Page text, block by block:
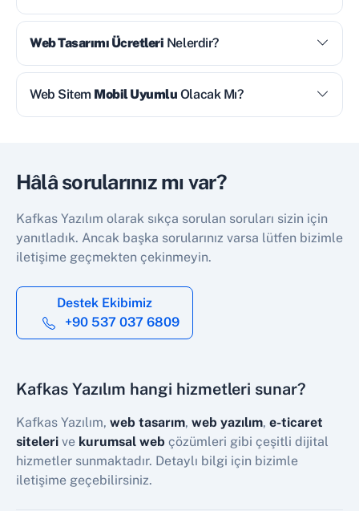
Web Tasarımı Ücretleri Nelerdir?
Web Sitem Mobil Uyumlu Olacak Mı?
Hâlâ sorularınız mı var?
Kafkas Yazılım olarak sıkça sorulan soruları sizin için
yanıtladık. Ancak başka sorularınız varsa lütfen bizimle
iletişime geçmekten çekinmeyin.
Destek Ekibimiz
+90 537 037 6809
Kafkas Yazılım hangi hizmetleri sunar?
Kafkas Yazılım, web tasarım, web yazılım, e-ticaret
siteleri ve kurumsal web çözümleri gibi çeşitli dijital
hizmetler sunmaktadır. Detaylı bilgi için bizimle
iletişime geçebilirsiniz.